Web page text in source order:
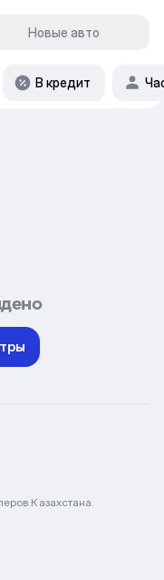
Новые авто
В кредит
Казахстана.